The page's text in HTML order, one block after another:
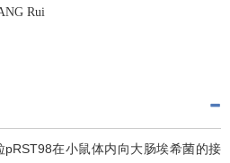
Rui
在小鼠体内向大肠埃希菌的接